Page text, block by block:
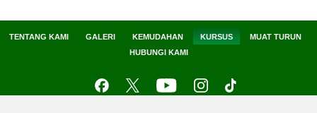
TENTANG KAMI GALERI KEMUDAHAN KURSUS
MUAT TURUN
HUBUNGI KAMI